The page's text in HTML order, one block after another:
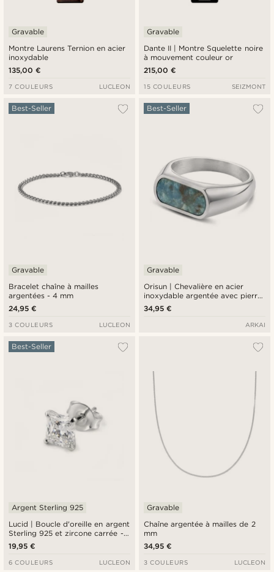
Montre Laurens Ternion en acier
inoxydable
Gravable
135,00 €
7 COULEURS LUCLEON
Dante II | Montre Squelette noire
à mouvement couleur or
Gravable
215,00 €
15 COULEURS SEIZMONT
Bracelet chaîne à mailles
argentées - 4 mm
Best-Seller
Gravable
24,95 €
3 COULEURS LUCLEON
Orisun | Chevalière en acier
inoxydable argentée avec pierre
apatite
Best-Seller
Gravable
34,95 €
ARKAI
Lucid | Boucle d'oreille en argent
Sterling 925 et zircone carrée -
6 mm
Best-Seller
Argent Sterling 925
19,95 €
6 COULEURS LUCLEON
Chaîne argentée à mailles de 2
mm
Gravable
34,95 €
3 COULEURS LUCLEON